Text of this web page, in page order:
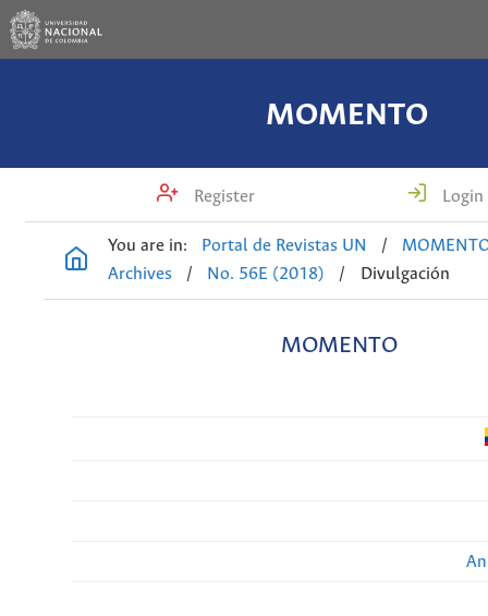
MOMENTO
Register Login
You are in: Portal de Revistas UN /
Archives
/ No. 56E (2018) / Divulgación
MOMENTO